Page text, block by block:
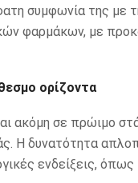
συμφωνία της με
φαρμάκων, με
ορίζοντα
ακόμη σε πρώιμο
Η δυνατότητα
ενδείξεις,